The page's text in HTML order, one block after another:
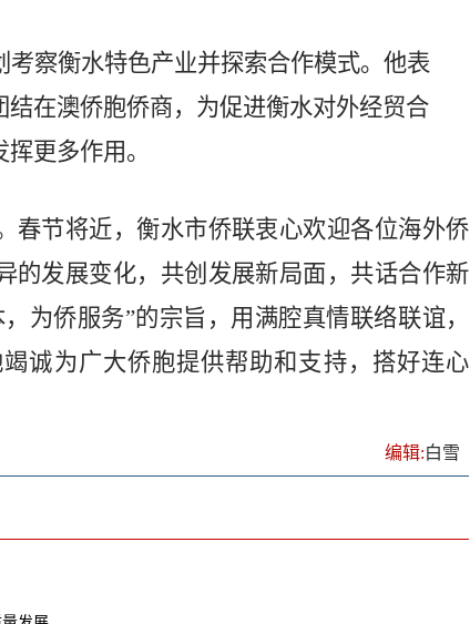
察衡水特色产业并探索合作模式。他表
在澳侨胞侨商，为促进衡水对外经贸合
更多作用。
春节将近，衡水市侨联衷心欢迎各位海外侨
的发展变化，共创发展新局面，共话合作新
为侨服务”的宗旨，用满腔真情联络联谊，
诚为广大侨胞提供帮助和支持，搭好连心
编辑:白雪